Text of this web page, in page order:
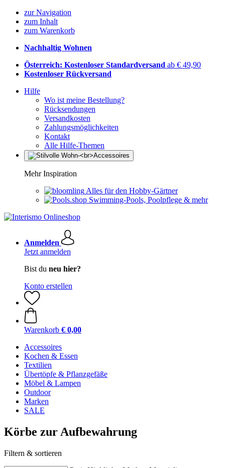
zur Navigation
zum Inhalt
zum Warenkorb
Nachhaltig Wohnen
Österreich: Kostenloser Standardversand ab € 49,90
Kostenloser Rückversand
Hilfe
Wo ist meine Bestellung?
Rücksendungen
Versandkosten
Zahlungsmöglichkeiten
Kontakt
Alle Hilfe-Themen
Mehr Inspiration
Alles für den Hobby-Gärtner
Swimming-Pools, Poolpflege & mehr
Anmelden
Jetzt anmelden
Bist du neu hier?
Konto erstellen
Warenkorb € 0,00
Accessoires
Kochen & Essen
Textilien
Übertöpfe & Pflanzgefäße
Möbel & Lampen
Outdoor
Marken
SALE
Körbe zur Aufbewahrung
Filtern & sortieren